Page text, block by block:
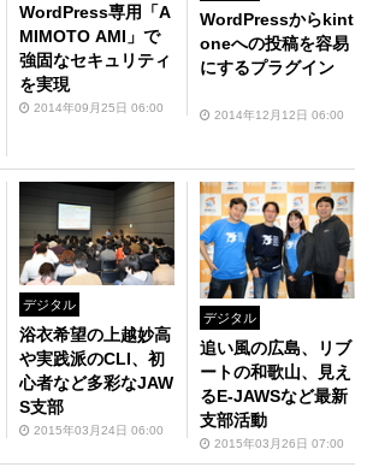
WordPress専用「A
MIMOTO AMI」で
強固なセキュリティ
を実現
2014年09月25日 06:00
WordPressからkint
oneへの投稿を容易
にするプラグイン
2014年12月12日 06:00
デジタル
浴衣希望の上越妙高
や実践派のCLI、初
心者など多彩なJAW
S支部
2015年03月24日 06:00
デジタル
追い風の広島、リブ
ートの和歌山、見え
るE-JAWSなど最新
支部活動
2015年03月26日 07:00